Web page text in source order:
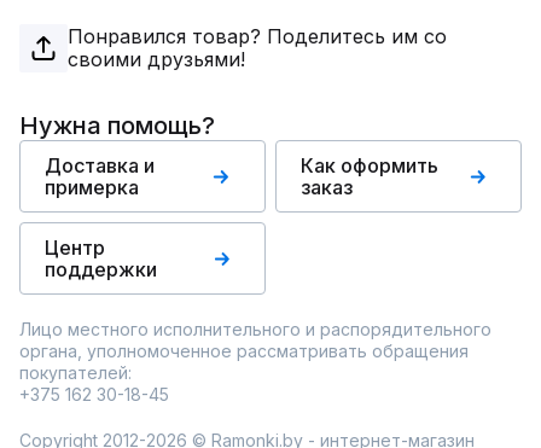
Понравился товар? Поделитесь им со
своими друзьями!
Нужна помощь?
Доставка и
примерка
Как оформить
заказ
Центр
поддержки
Лицо местного исполнительного и распорядительного
органа, уполномоченное рассматривать обращения
покупателей:
+375 162 30-18-45
Copyright 2012-2026 © Ramonki.by - интернет-магазин